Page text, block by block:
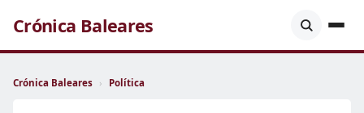
Crónica Baleares
Crónica Baleares › Política